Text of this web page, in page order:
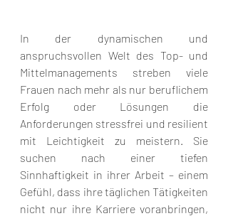
In der dynamischen und
anspruchsvollen Welt des Top- und
Mittelmanagements streben viele
Frauen nach mehr als nur beruflichem
Erfolg oder Lösungen die
Anforderungen stressfrei und resilient
mit Leichtigkeit zu meistern. Sie
suchen nach einer tiefen
Sinnhaftigkeit in ihrer Arbeit – einem
Gefühl, dass ihre täglichen Tätigkeiten
nicht nur ihre Karriere voranbringen,